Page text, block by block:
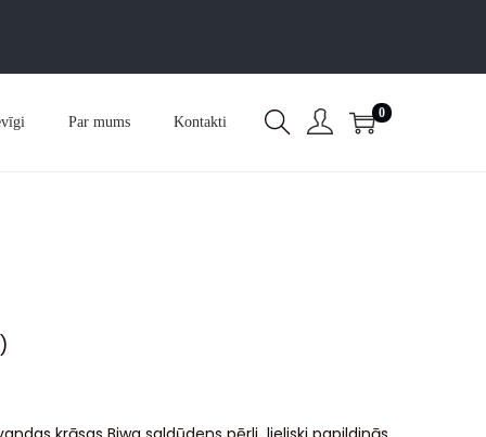
Par mums Kontakti
0